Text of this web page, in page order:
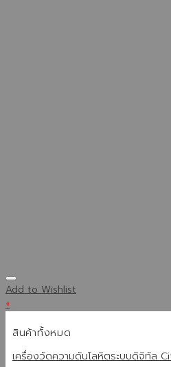
Add to Wishlist
+
สินค้าทั้งหมด
เครื่องวัดความดันโลหิตระบบดิจิทัล